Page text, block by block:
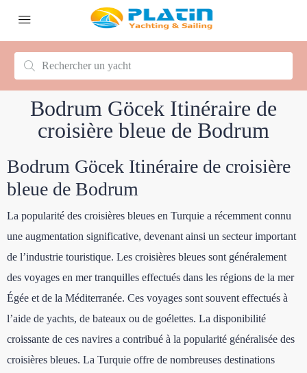
Bodrum Göcek Itinéraire de
croisière bleue de Bodrum
Bodrum Göcek Itinéraire de croisière
bleue de Bodrum
La popularité des croisières bleues en Turquie a récemment connu
une augmentation significative, devenant ainsi un secteur important
de l’industrie touristique. Les croisières bleues sont généralement
des voyages en mer tranquilles effectués dans les régions de la mer
Égée et de la Méditerranée. Ces voyages sont souvent effectués à
l’aide de yachts, de bateaux ou de goélettes. La disponibilité
croissante de ces navires a contribué à la popularité généralisée des
croisières bleues. La Turquie offre de nombreuses destinations